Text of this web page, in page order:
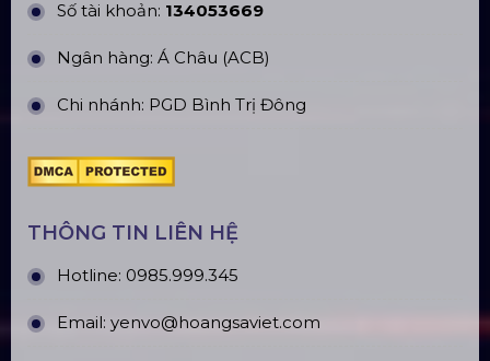
Số tài khoản: 134053669
Ngân hàng: Á Châu (ACB)
Chi nhánh: PGD Bình Trị Đông
THÔNG TIN LIÊN HỆ
Hotline: 0985.999.345
Email: yenvo@hoangsaviet.com